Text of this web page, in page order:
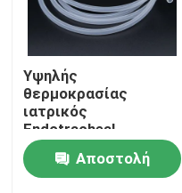
Αρχική Σελίδα
Υψηλής
θερμοκρασίας
ιατρικός
Endotracheal
σωλήνας σιλικόνης
cOem σωλήνων
σιλικόνης
Αποστολή